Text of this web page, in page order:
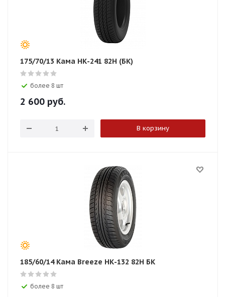
175/70/13 Кама НК-241 82H (БК)
более 8 шт
2 600 руб.
В корзину
185/60/14 Кама Breeze НК-132 82H БК
более 8 шт